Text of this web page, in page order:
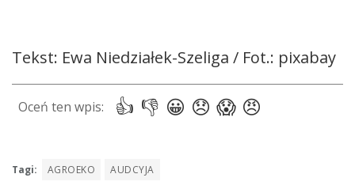
Tekst: Ewa Niedziałek-Szeliga / Fot.: pixabay
Tagi: AGROEKO AUDCYJA